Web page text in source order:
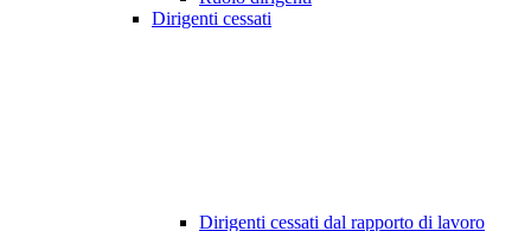
Dirigenti cessati
Dirigenti cessati dal rapporto di lavoro